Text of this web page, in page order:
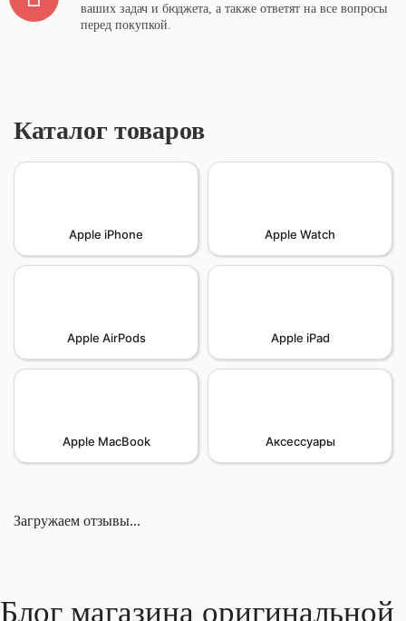
ваших задач и бюджета, а также ответят на все вопросы
перед покупкой.
Каталог товаров
Apple iPhone Apple Watch
Apple AirPods Apple iPad
Apple MacBook Аксессуары
Загружаем отзывы...
Блог магазина оригинальной